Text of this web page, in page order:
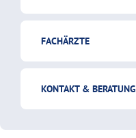
FACHÄRZTE
KONTAKT & BERATUNG